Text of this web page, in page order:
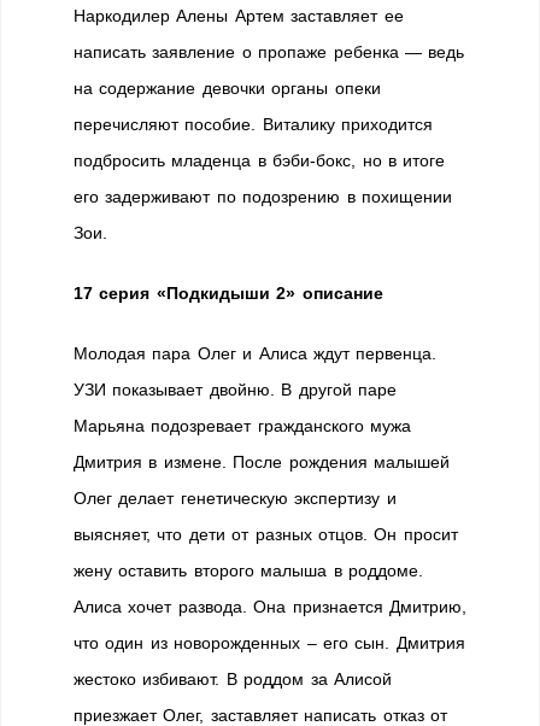
Наркодилер Алены Артем заставляет ее
написать заявление о пропаже ребенка — ведь
на содержание девочки органы опеки
перечисляют пособие. Виталику приходится
подбросить младенца в бэби-бокс, но в итоге
его задерживают по подозрению в похищении
Зои.
17 серия «Подкидыши 2» описание
Молодая пара Олег и Алиса ждут первенца.
УЗИ показывает двойню. В другой паре
Марьяна подозревает гражданского мужа
Дмитрия в измене. После рождения малышей
Олег делает генетическую экспертизу и
выясняет, что дети от разных отцов. Он просит
жену оставить второго малыша в роддоме.
Алиса хочет развода. Она признается Дмитрию,
что один из новорожденных – его сын. Дмитрия
жестоко избивают. В роддом за Алисой
приезжает Олег, заставляет написать отказ от